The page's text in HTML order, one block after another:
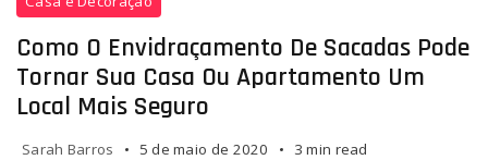
uma
envidraçamento
de
sacadas
é
uma
das
Como O Envidraçamento De Sacadas Pode
Tornar Sua Casa Ou Apartamento Um
Local Mais Seguro
Sarah Barros 5 de maio de 2020 3 min read